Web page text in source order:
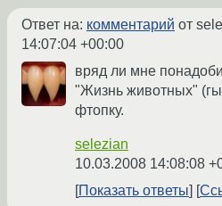
Ответ на: комментарий от
14:07:04 +00:00
вряд ли мне
"Жизнь животных"
фтопку.
selezian
10.03.2008 14:08:08
Показать ответы